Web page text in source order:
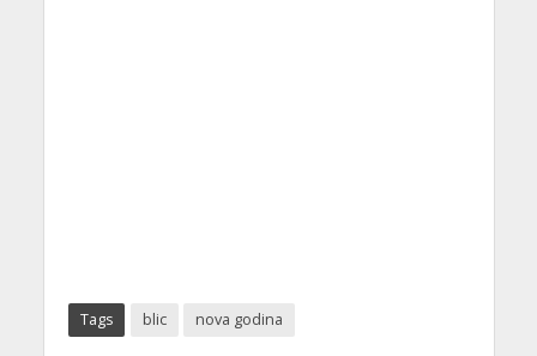
Tags blic nova godina